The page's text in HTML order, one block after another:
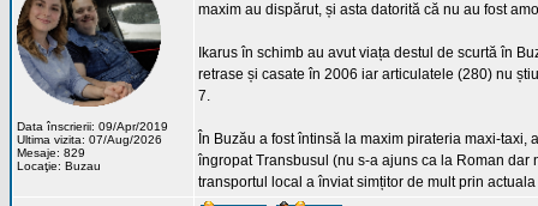
Data înscrierii: 09/Apr/2019
Ultima vizita: 07/Aug/2026
Mesaje: 829
Locaţie: Buzau
maxim au dispărut, și asta datorită că nu au fost
Ikarus în schimb au avut viața destul de scurtă în
retrase și casate în 2006 iar articulatele (280) nu
7.
În Buzău a fost întinsă la maxim pirateria maxi-
îngropat Transbusul (nu s-a ajuns ca la Roman
transportul local a înviat simțitor de mult prin